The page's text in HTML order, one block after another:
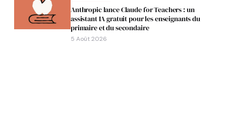
Anthropic lance Claude for Teachers : un
assistant IA gratuit pour les enseignants du
primaire et du secondaire
5 Août 2026